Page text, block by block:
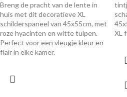
Breng de pracht van de lente in
huis met dit decoratieve XL
schilderspaneel van 45x55cm, met
roze hyacinten en witte tulpen.
Perfect voor een vleugje kleur en
flair in elke kamer.
XL